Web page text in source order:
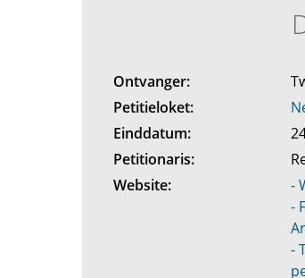
Ontvanger:
Petitieloket:
Einddatum:
Petitionaris:
Website:
-
-
-